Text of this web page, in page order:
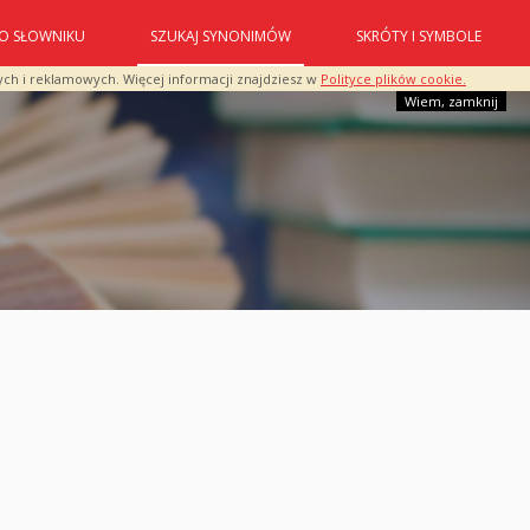
i reklamowych. Więcej informacji znajdziesz w Polityce plików cookie.
Wiem, zamknij
O SŁOWNIKU SZUKAJ SYNONIMÓW SKRÓTY I SYMBOLE